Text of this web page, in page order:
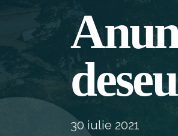
30 iulie 2021